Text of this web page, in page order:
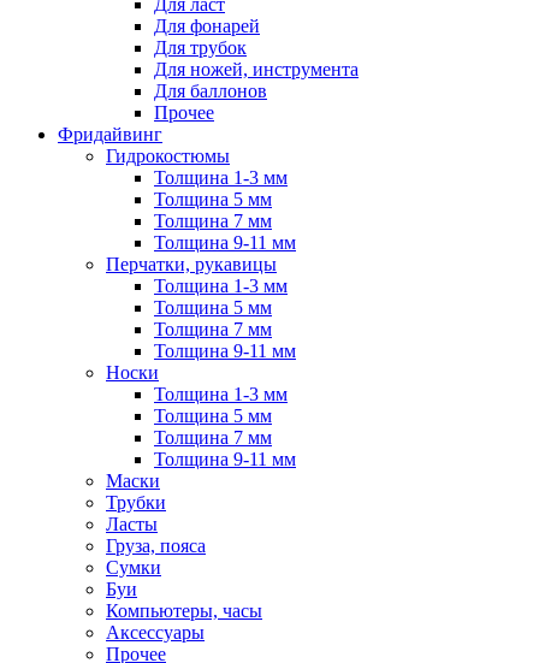
Для ласт
Для фонарей
Для трубок
Для ножей, инструмента
Для баллонов
Прочее
Фридайвинг
Гидрокостюмы
Толщина 1-3 мм
Толщина 5 мм
Толщина 7 мм
Толщина 9-11 мм
Перчатки, рукавицы
Толщина 1-3 мм
Толщина 5 мм
Толщина 7 мм
Толщина 9-11 мм
Носки
Толщина 1-3 мм
Толщина 5 мм
Толщина 7 мм
Толщина 9-11 мм
Маски
Трубки
Ласты
Груза, пояса
Сумки
Буи
Компьютеры, часы
Аксессуары
Прочее